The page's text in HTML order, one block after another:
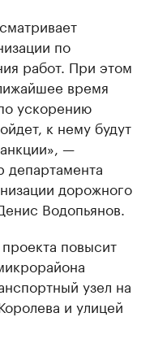
по
работ. При этом
время
ускорению
к нему будут
—
департамента
дорожного
Водопьянов.
повысит
узел на
и улицей